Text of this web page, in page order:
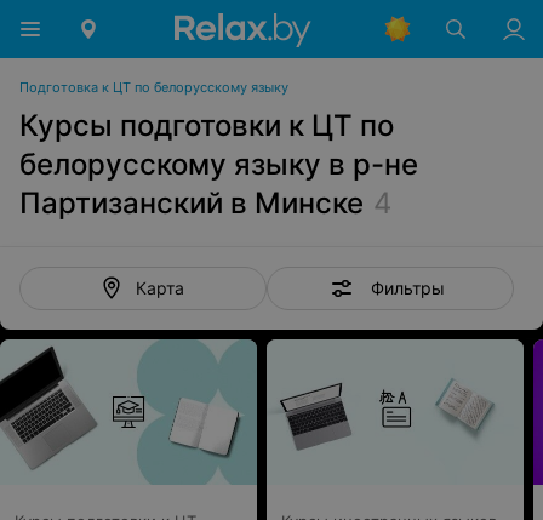
Подготовка к ЦТ по белорусскому языку
Курсы подготовки к ЦТ по
белорусскому языку в р-не
Партизанский в Минске 4
Карта Фильтры